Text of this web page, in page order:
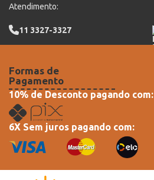
Atendimento:
11 3327-3327
Formas de
Pagamento
10% de Desconto pagando com:
6X Sem juros pagando com: